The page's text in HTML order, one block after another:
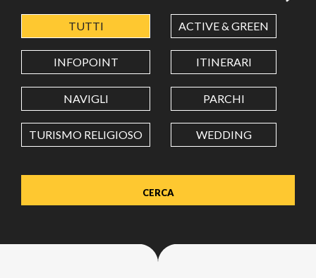
LATITUDINE
LONGITUDINE
Value in decimal degrees. Use dot (.) as decimal separator.
TUTTI ACTIVE & GREEN
INFOPOINT ITINERARI
NAVIGLI PARCHI
TURISMO RELIGIOSO WEDDING